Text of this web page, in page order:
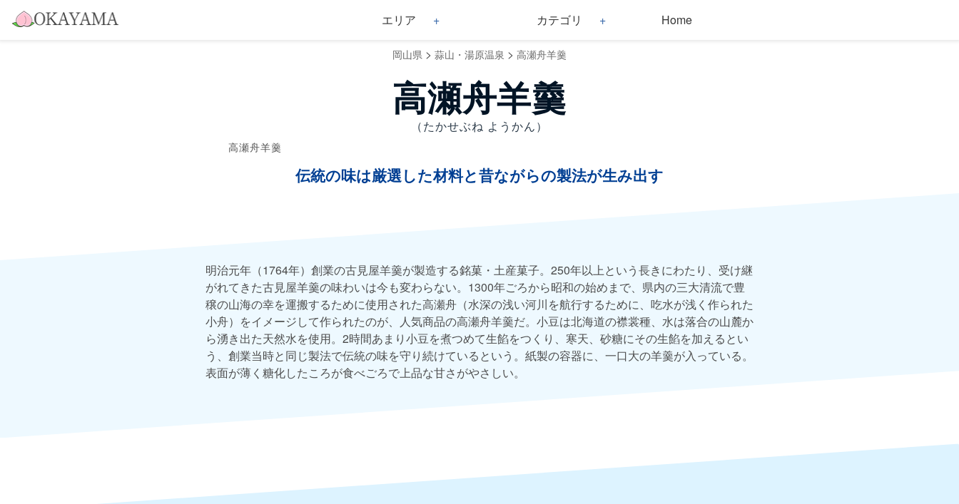
エリア カテゴリ Home
岡山県 > 蒜山・湯原温泉 > 高瀬舟羊羹
高瀬舟羊羹
（たかせぶね ようかん）
高瀬舟羊羹
伝統の味は厳選した材料と昔ながらの製法が生み出す
明治元年（1764年）創業の古見屋羊羹が製造する銘菓・土産菓子。250年以上という長きにわたり、受け継
がれてきた古見屋羊羹の味わいは今も変わらない。1300年ごろから昭和の始めまで、県内の三大清流で豊
穣の山海の幸を運搬するために使用された高瀬舟（水深の浅い河川を航行するために、吃水が浅く作られた
小舟）をイメージして作られたのが、人気商品の高瀬舟羊羹だ。小豆は北海道の襟裳種、水は落合の山麓か
ら湧き出た天然水を使用。2時間あまり小豆を煮つめて生餡をつくり、寒天、砂糖にその生餡を加えるとい
う、創業当時と同じ製法で伝統の味を守り続けているという。紙製の容器に、一口大の羊羹が入っている。
表面が薄く糖化したころが食べごろで上品な甘さがやさしい。